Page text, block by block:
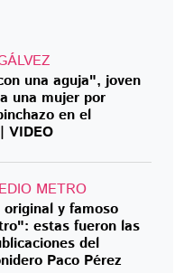
una aguja", joven
una mujer por
en el
VIDEO
METRO
y famoso
estas fueron las
del
Paco Pérez